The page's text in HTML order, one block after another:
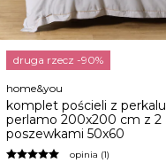
druga rzecz -90%
home&you
komplet pościeli z perkalu
perlamo 200x200 cm z 2
poszewkami 50x60
opinia (1)